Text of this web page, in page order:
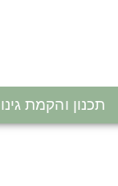
תכנון והקמת